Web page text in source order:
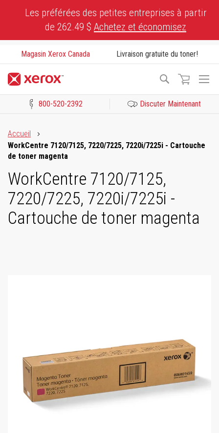
Les préférées des petites entreprises à partir
de 262.49 $ Achetez et économisez
Magasin Xerox Canada Livraison gratuite du toner!
Recherche
800-520-2392 Discuter Maintenant
Accueil
WorkCentre 7120/7125, 7220/7225, 7220i/7225i - Cartouche
de toner magenta
WorkCentre 7120/7125,
7220/7225, 7220i/7225i -
Cartouche de toner magenta